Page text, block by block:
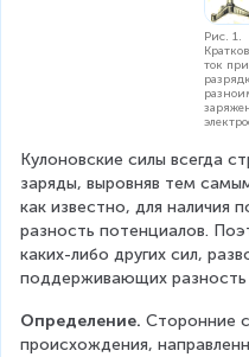
Рис. 1.
ток
Кулоновские силы всегда
заряды, выровняв тем
как известно, для наличия
разность потенциалов.
каких-либо других сил,
поддерживающих разность
Определение. Сторонние
происхождения,